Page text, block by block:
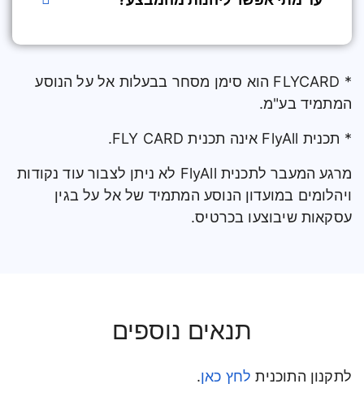
* FLYCARD הוא סימן מסחר בבעלות אל על הנוסע
המתמיד בע"מ.
* תכנית FlyAll אינה תכנית FLY CARD.
מרגע המעבר לתכנית FlyAll לא ניתן לצבור עוד נקודות
ויהלומים במועדון הנוסע המתמיד של אל על בגין
עסקאות שיבוצעו בכרטיס.
תנאים נוספים
לתקנון התוכנית לחץ כאן.